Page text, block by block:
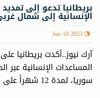
بريطانيا تدعو إلى
الإنسانية إلى شمال
Jun 10 2023
آرك نيوز..أكدت بريطانيا
المساعدات الإنسانية عبر
سوريا، لمدة 12 شهراً على أقل تقدير.